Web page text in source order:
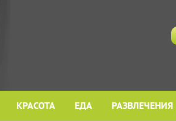
КРАСОТА ЕДА РАЗВЛЕЧЕНИЯ